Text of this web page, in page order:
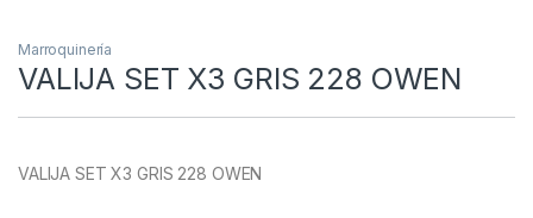
Marroquinería
VALIJA SET X3 GRIS 228 OWEN
VALIJA SET X3 GRIS 228 OWEN